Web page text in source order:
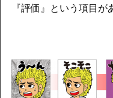
『評価』という項目が